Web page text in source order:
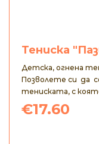
Тениска
Детска, огнена
Позволете си да
тениската, с
€17.60